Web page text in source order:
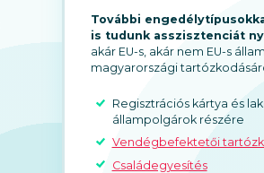
További
is tudunk asszisztenciát
akár EU-s, akár nem EU-s
magyarországi
Regisztrációs kártya és
állampolgárok részére
Vendégbefektetői
Családegyesítés